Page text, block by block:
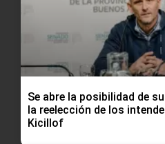
Se abre la posibilidad de
la reelección de los
Kicillof